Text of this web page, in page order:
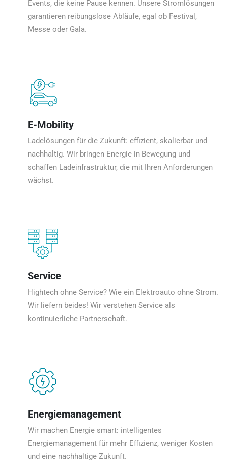
Events, die keine Pause kennen. Unsere Stromlösungen
garantieren reibungslose Abläufe, egal ob Festival,
Messe oder Gala.
E-Mobility
Ladelösungen für die Zukunft: effizient, skalierbar und
nachhaltig. Wir bringen Energie in Bewegung und
schaffen Ladeinfrastruktur, die mit Ihren Anforderungen
wächst.
Service
Hightech ohne Service? Wie ein Elektroauto ohne Strom.
Wir liefern beides! Wir verstehen Service als
kontinuierliche Partnerschaft.
Energiemanagement
Wir machen Energie smart: intelligentes
Energiemanagement für mehr Effizienz, weniger Kosten
und eine nachhaltige Zukunft.